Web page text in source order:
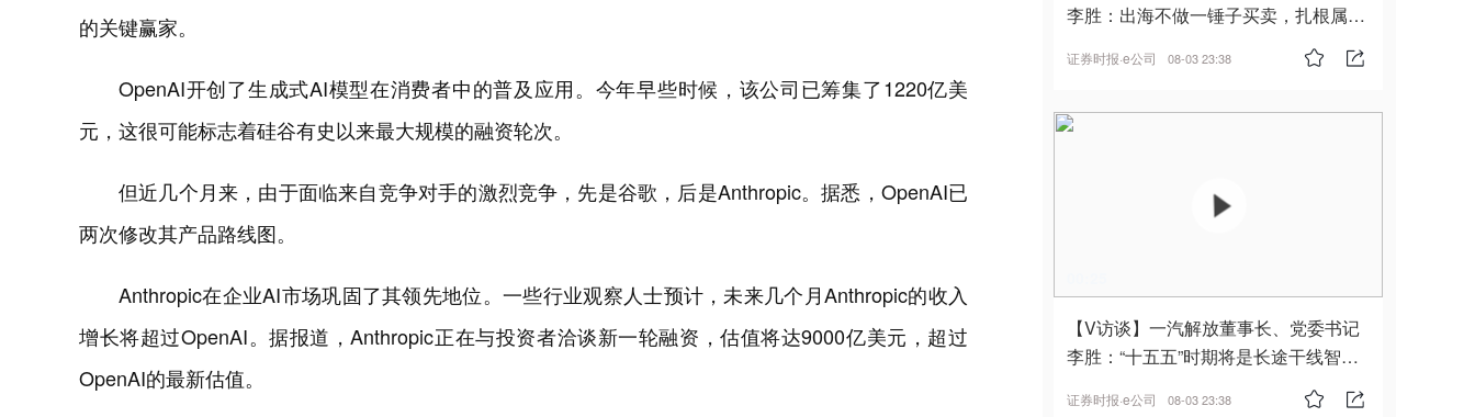
的关键赢家。
OpenAI开创了生成式AI模型在消费者中的普及应用。今年早些时候，该公司已筹集了1220亿美
元，这很可能标志着硅谷有史以来最大规模的融资轮次。
但近几个月来，由于面临来自竞争对手的激烈竞争，先是谷歌，后是Anthropic。据悉，OpenAI已
两次修改其产品路线图。
Anthropic在企业AI市场巩固了其领先地位。一些行业观察人士预计，未来几个月Anthropic的收入
增长将超过OpenAI。据报道，Anthropic正在与投资者洽谈新一轮融资，估值将达9000亿美元，超过
OpenAI的最新估值。
李胜：出海不做一锤子买卖，扎根属
证券时报·e公司 08-03 23:38
【V访谈】一汽解放董事长、党委书记
李胜：“十五五”时期将是长途干线智能
证券时报·e公司 08-03 23:38